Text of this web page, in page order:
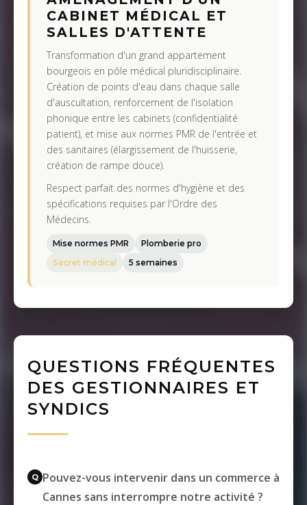
CABINET MÉDICAL ET
SALLES D'ATTENTE
Transformation d'un grand appartement
bourgeois en pôle médical pluridisciplinaire.
Création de points d'eau dans chaque salle
d'auscultation, renforcement de l'isolation
phonique entre les cabinets (confidentialité
patient), et mise aux normes PMR de l'entrée et
des sanitaires (élargissement de l'huisserie,
création de rampe douce).
Respect parfait des normes d'hygiène et des
spécifications requises par l'Ordre des
Médecins.
Mise normes PMR
Plomberie pro
Secret médical
5 semaines
QUESTIONS FRÉQUENTES
DES GESTIONNAIRES ET
SYNDICS
Pouvez-vous intervenir dans un commerce à
Cannes sans interrompre notre activité ?